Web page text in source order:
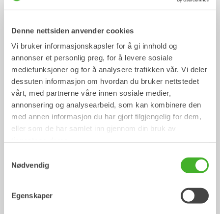
Denne nettsiden anvender cookies
Vi bruker informasjonskapsler for å gi innhold og
annonser et personlig preg, for å levere sosiale
mediefunksjoner og for å analysere trafikken vår. Vi deler
dessuten informasjon om hvordan du bruker nettstedet
vårt, med partnerne våre innen sosiale medier,
annonsering og analysearbeid, som kan kombinere den
med annen informasjon du har gjort tilgjengelig for dem,
eller som de har samlet inn gjennom din bruk av
Nødvendig
Egenskaper
Det har aldri vært enklere å gjøre
gravemaskinens tiltrotator klar! Den
brukervennlige InstallMate-appen veileder
installasjonen, og med ferdige maler for
systemkonfigurasjonen er oppsettet enkelt
modell.
Les mer
BRUK
som alltid er oppdatert og intuitiv betjening
QuantumConnect-appen lar deg ta kontroll